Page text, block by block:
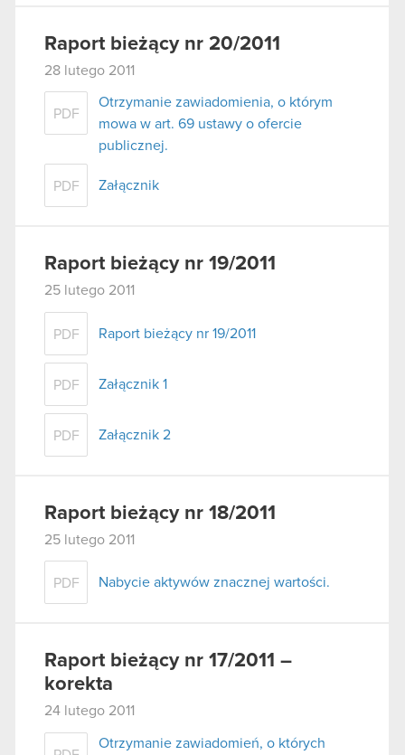
Raport bieżący nr 20/2011
28 lutego 2011
PDF
Otrzymanie zawiadomienia, o którym
mowa w art. 69 ustawy o ofercie
publicznej.
PDF Załącznik
Raport bieżący nr 19/2011
25 lutego 2011
PDF Raport bieżący nr 19/2011
PDF Załącznik 1
PDF Załącznik 2
Raport bieżący nr 18/2011
25 lutego 2011
PDF Nabycie aktywów znacznej wartości.
Raport bieżący nr 17/2011 –
korekta
24 lutego 2011
Otrzymanie zawiadomień, o których